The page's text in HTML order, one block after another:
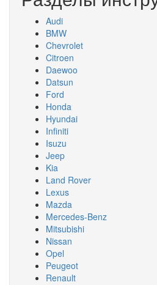
Audi
BMW
Chevrolet
Citroen
Daewoo
Datsun
Ford
Honda
Hyundai
Infiniti
Isuzu
Jeep
Kia
Land Rover
Lexus
Mazda
Mercedes-Benz
Mitsubishi
Nissan
Opel
Peugeot
Renault